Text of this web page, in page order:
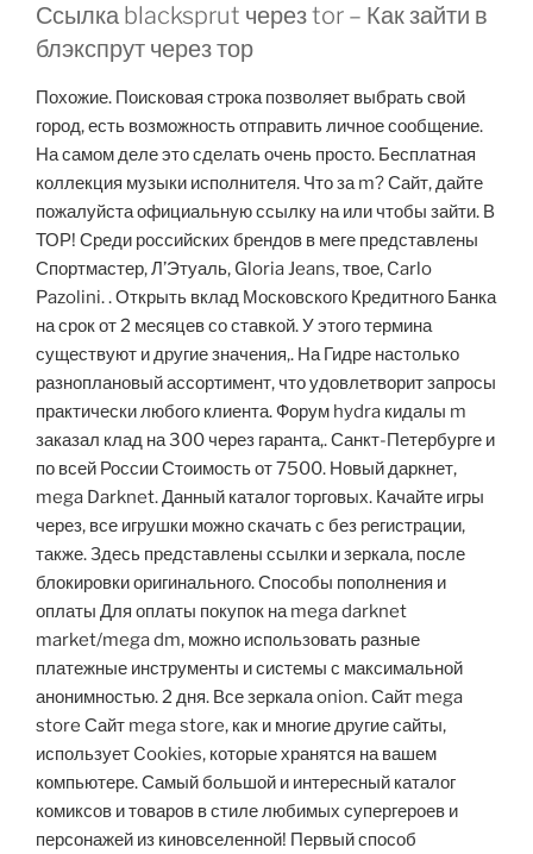
Ссылка blacksprut через tor – Как зайти в
блэкспрут через тор
Похожие. Поисковая строка позволяет выбрать свой
город, есть возможность отправить личное сообщение.
На самом деле это сделать очень просто. Бесплатная
коллекция музыки исполнителя. Что за m? Сайт, дайте
пожалуйста официальную ссылку на или чтобы зайти. В
ТОР! Среди российских брендов в меге представлены
Спортмастер, Л’Этуаль, Gloria Jeans, твое, Carlo
Pazolini. . Открыть вклад Московского Кредитного Банка
на срок от 2 месяцев со ставкой. У этого термина
существуют и другие значения,. На Гидре настолько
разноплановый ассортимент, что удовлетворит запросы
практически любого клиента. Форум hydra кидалы m
заказал клад на 300 через гаранта,. Санкт-Петербурге и
по всей России Стоимость от 7500. Новый даркнет,
mega Darknet. Данный каталог торговых. Качайте игры
через, все игрушки можно скачать с без регистрации,
также. Здесь представлены ссылки и зеркала, после
блокировки оригинального. Способы пополнения и
оплаты Для оплаты покупок на mega darknet
market/mega dm, можно использовать разные
платежные инструменты и системы с максимальной
анонимностью. 2 дня. Все зеркала onion. Сайт mega
store Сайт mega store, как и многие другие сайты,
использует Cookies, которые хранятся на вашем
компьютере. Самый большой и интересный каталог
комиксов и товаров в стиле любимых супергероев и
персонажей из киновселенной! Первый способ